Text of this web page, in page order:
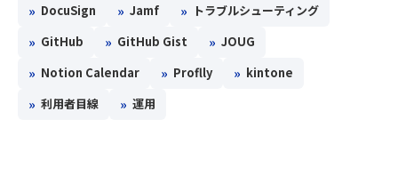
» DocuSign » Jamf » トラブルシューティング
» GitHub » GitHub Gist » JOUG
» Notion Calendar » Proflly » kintone
» 利用者目線 » 運用